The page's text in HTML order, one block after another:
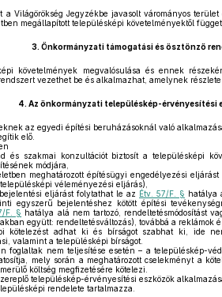
Világörökség Jegyzékbe javasolt várományos
megállapított településképi követelményektől
3. Önkormányzati támogatási és ösztönző
követelmények megvalósulása és ennek
vezethet be és alkalmazhat, amelynek
4. Az önkormányzati településkép-érvényesítési
az egyedi építési beruházásoknál való
elő.
és szakmai konzultációt biztosít a településképi
módjára,
meghatározott építésügyi engedélyezési
véleményezési eljárás),
eljárást folytathat le az Étv. 57/F. § hatálya
egyszerű bejelentéshez kötött építési
F. § hatálya alá nem tartozó, rendeltetésmódosítást
együtt: rendeltetésváltozás), továbbá a reklámok
kötelezést adhat ki és bírságot szabhat ki, ide
valamint a településképi bírságot.
foglaltak nem teljesítése esetén – a településkép-
mely során a meghatározott cselekményt a
költség megfizetésére kötelezi.
településkép-érvényesítési eszközök
rendelete tartalmazza.